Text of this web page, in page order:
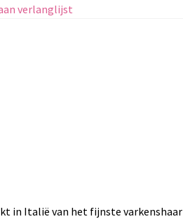
verlanglijst
in Italië van het fijnste varkenshaar